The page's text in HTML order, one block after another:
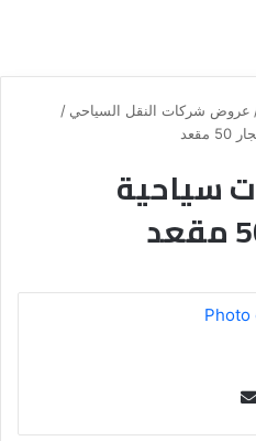
عروض شركات النقل السياحي /
سياحية